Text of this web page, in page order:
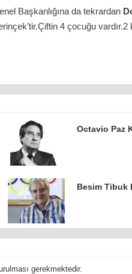
Başkanlığına da tekrardan
4 çocuğu vardır.2
Octavio Paz
Besim Tibuk
gerekmektedir.